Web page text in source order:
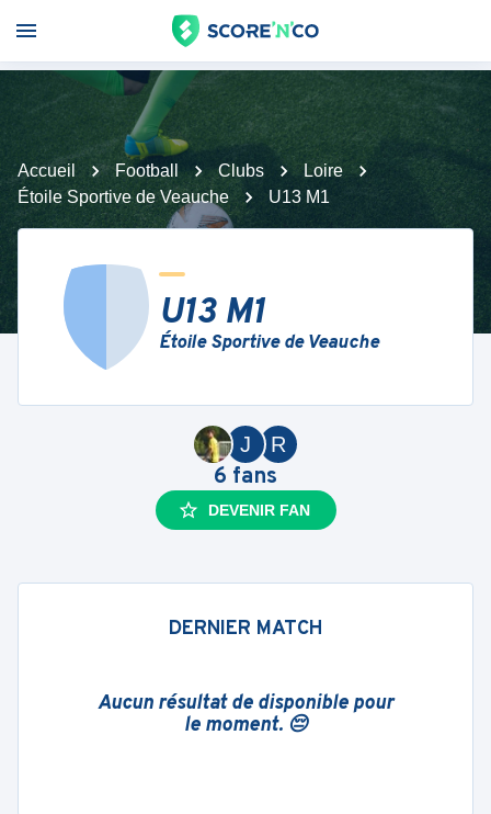
Accueil Football Clubs
Loire
Étoile Sportive de Veauche
U13 M1
U13 M1
Étoile Sportive de Veauche
R
J
6 fans
DEVENIR FAN
DERNIER MATCH
Aucun résultat de disponible pour
le moment. 😔